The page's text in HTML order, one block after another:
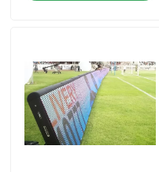
Videos
Über uns